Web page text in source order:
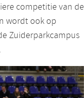
competitie van de
wordt ook op
Zuiderparkcampus